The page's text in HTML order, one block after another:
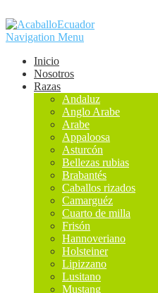
Navigation Menu
Inicio
Nosotros
Razas
Andaluz
Anglo Arabe
Arabe
Appaloosa
Asturcón
Bellezas rubias
Brabantés
Caballos rizados
Camarguéz
Cuarto de milla
Frisón
Hannoveriano
Holsteiner
Lipizzano
Lusitano
Mustang